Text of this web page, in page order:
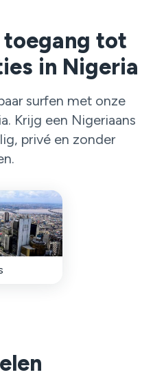
toegang tot
in Nigeria
surfen met onze
Krijg een Nigeriaans
privé en zonder